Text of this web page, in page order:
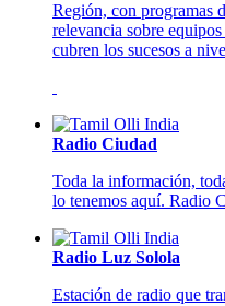
Región, con programas
relevancia sobre
cubren los sucesos a
Radio Ciudad
Toda la información,
lo tenemos aquí. Radio
Radio Luz Solola
Estación de radio que